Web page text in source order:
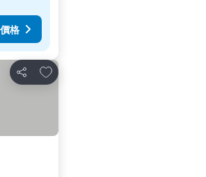
格
分享
放到收藏夾